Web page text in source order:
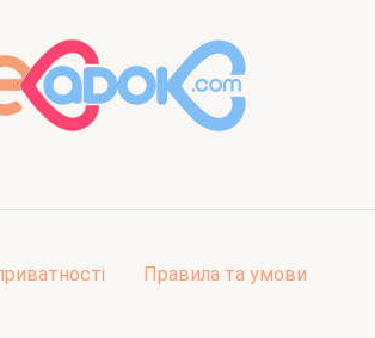
Правила та умови